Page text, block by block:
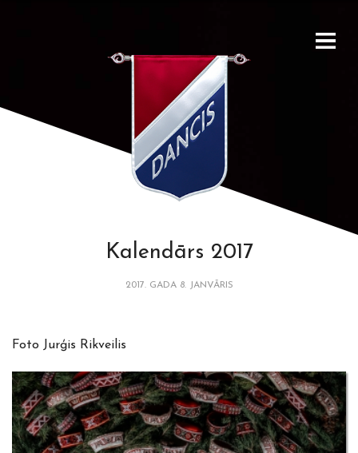
Kalendārs 2017
2017. GADA 8. JANVĀRIS
Foto Jurģis Rikveilis